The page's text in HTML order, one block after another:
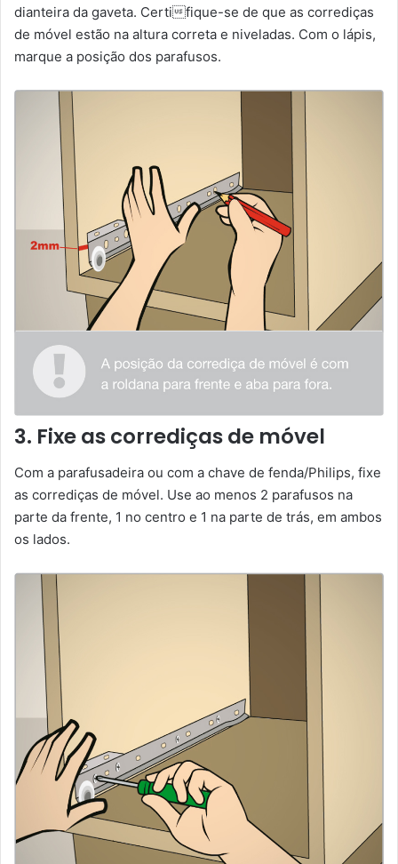
dianteira da gaveta. Certifique-se de que as corrediças
de móvel estão na altura correta e niveladas. Com o lápis,
marque a posição dos parafusos.
3. Fixe as corrediças de móvel
Com a parafusadeira ou com a chave de fenda/Philips, fixe
as corrediças de móvel. Use ao menos 2 parafusos na
parte da frente, 1 no centro e 1 na parte de trás, em ambos
os lados.